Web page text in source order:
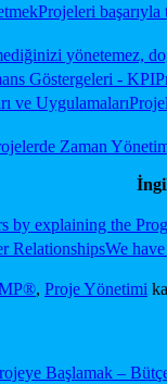
Projeleri
yönetemez,
Göstergeleri - KPI
ve Uygulamaları
Zaman
by explaining the
RelationshipsWe
, Proje Yönetimi
Başlamak –